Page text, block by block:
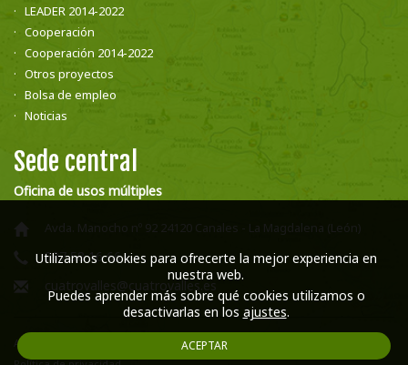
LEADER 2014-2022
Cooperación
Cooperación 2014-2022
Otros proyectos
Bolsa de empleo
Noticias
Sede central
Oficina de usos múltiples
Avda. Manocho nº 92 24120 Canales - La Magdalena (León)
987 58 16 66
cuatrovalles@cuatrovalles.es
Aviso legal
Utilizamos cookies para ofrecerte la mejor experiencia en
nuestra web.
Puedes aprender más sobre qué cookies utilizamos o
desactivarlas en los ajustes.
ACEPTAR